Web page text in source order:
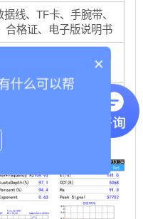
线、TF卡、手腕带、
合格证、电子版说明书
×81mm（宽）×23mm
×
什么可以帮